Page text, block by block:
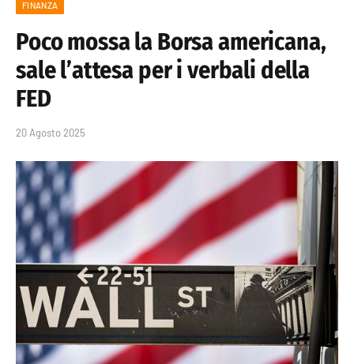
FINANZA
Poco mossa la Borsa americana,
sale l’attesa per i verbali della
FED
20 Agosto 2025